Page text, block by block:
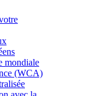
mondiale
(WCA)